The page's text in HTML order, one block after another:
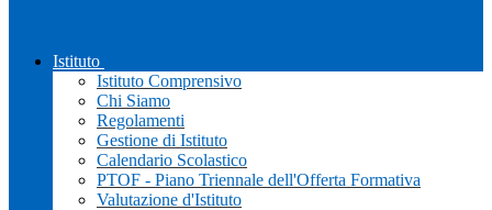
Istituto
Istituto Comprensivo
Chi Siamo
Regolamenti
Gestione di Istituto
Calendario Scolastico
PTOF - Piano Triennale dell'Offerta Formativa
Valutazione d'Istituto